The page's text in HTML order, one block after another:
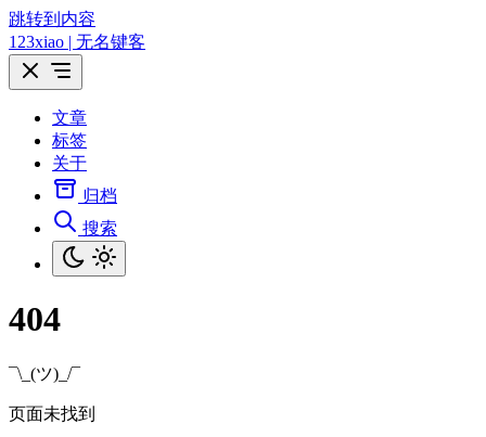
跳转到内容
123xiao | 无名键客
文章
标签
关于
归档
搜索
404
¯\_(ツ)_/¯
页面未找到